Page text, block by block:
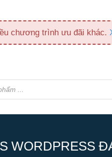
chương trình ưu đãi khác.
WORDPRESS